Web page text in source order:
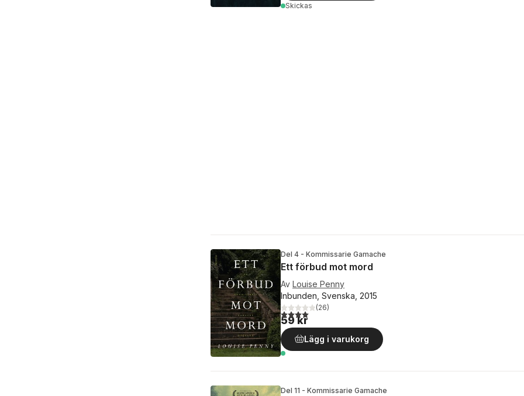
Skickas
Del 4 - Kommissarie Gamache
Ett förbud mot mord
Av Louise Penny
Inbunden, Svenska, 2015
4,0utav 5 stjärnor. Totalt antal röster:
(26)
59 kr
Lägg i varukorg
Del 11 - Kommissarie Gamache